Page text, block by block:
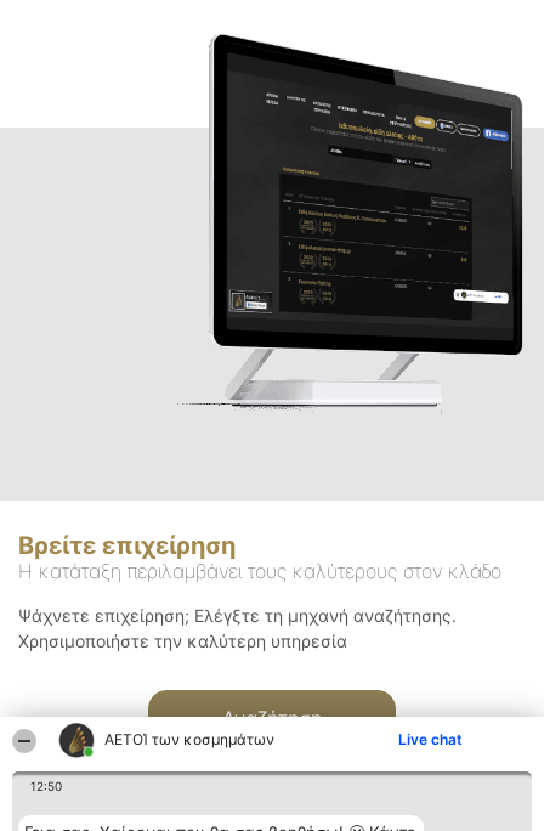
ΑΕΤΟΊ των κοσμημάτων Live chat
12:50
Βρείτε επιχείρηση
Η κατάταξη περιλαμβάνει τους καλύτερους στον κλάδο
Ψάχνετε επιχείρηση; Ελέγξτε τη μηχανή αναζήτησης.
Χρησιμοποιήστε την καλύτερη υπηρεσία
Αναζήτηση